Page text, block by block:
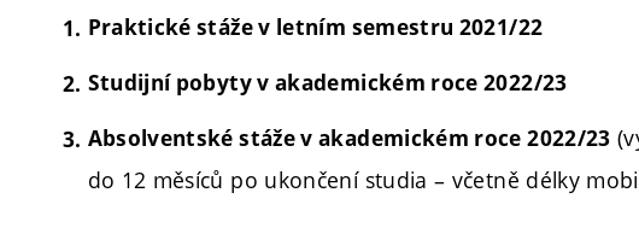
Praktické stáže v letním semestru 2021/22
Studijní pobyty v akademickém roce 2022/23
Absolventské stáže v akademickém roce 2022/23
do 12 měsíců po ukončení studia – včetně délky